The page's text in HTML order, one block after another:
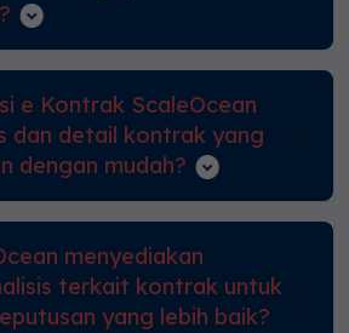
e Kontrak ScaleOcean
dan detail kontrak yang
dengan mudah?
menyediakan
terkait kontrak untuk
yang lebih baik?